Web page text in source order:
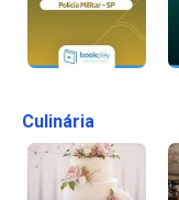
Culinária